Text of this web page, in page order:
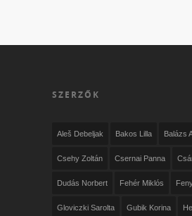
SZERZŐK
Aleš Debeljak Bakos Lilla Balázs
Csehy Zoltán Csernai Panna
Dudás Norbert Fehér Miklós
Gloviczki Sarolta Gubik Korina